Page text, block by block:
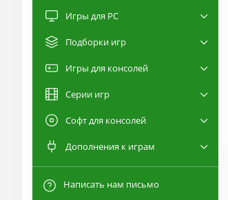
Игры для PC
Подборки игр
Игры для консолей
Серии игр
Софт для консолей
Дополнения к играм
Написать нам письмо
RESIDENT EVIL 9:
REQUIEM - DELUXE
EDITION V.BUILD
(2026) PC ПИРАТКА
[RUS|ENG] (2026) PC